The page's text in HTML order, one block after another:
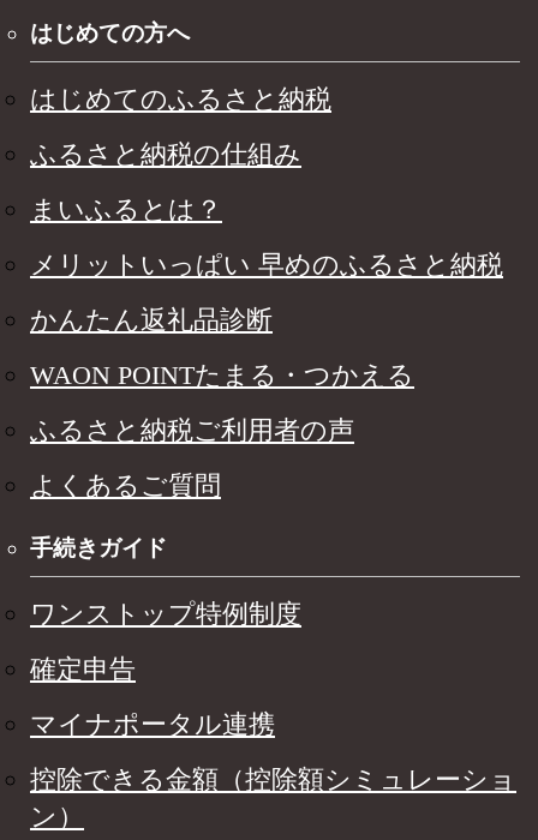
はじめての方へ
はじめてのふるさと納税
ふるさと納税の仕組み
まいふるとは？
メリットいっぱい 早めのふるさと納税
かんたん返礼品診断
WAON POINTたまる・つかえる
ふるさと納税ご利用者の声
よくあるご質問
手続きガイド
ワンストップ特例制度
確定申告
マイナポータル連携
控除できる金額（控除額シミュレーショ
ン）